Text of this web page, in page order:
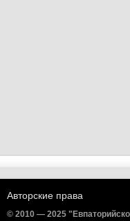
Авторские права
© 2010 — 2025